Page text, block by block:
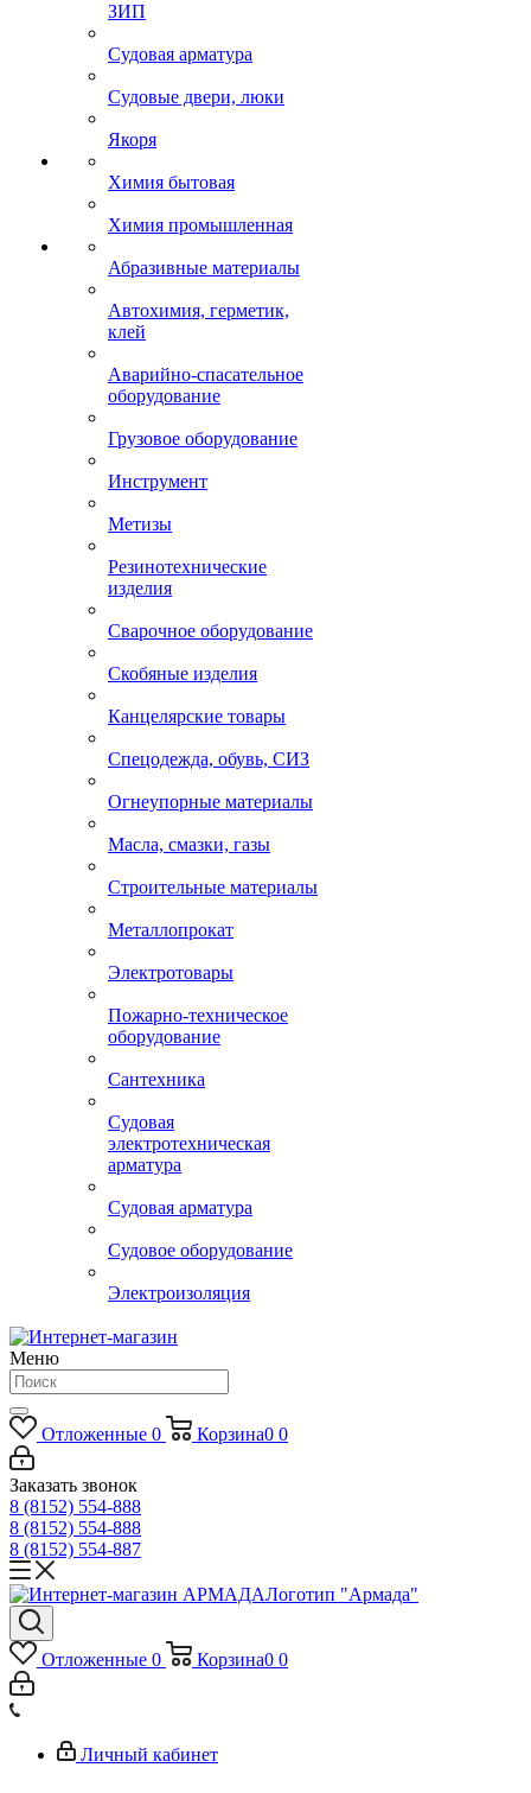
ЗИП
Судовая арматура
Судовые двери, люки
Якоря
Химия бытовая
Химия промышленная
Абразивные материалы
Автохимия, герметик,
клей
Аварийно-спасательное
оборудование
Грузовое оборудование
Инструмент
Метизы
Резинотехнические
изделия
Сварочное оборудование
Скобяные изделия
Канцелярские товары
Спецодежда, обувь, СИЗ
Огнеупорные материалы
Масла, смазки, газы
Строительные материалы
Металлопрокат
Электротовары
Пожарно-техническое
оборудование
Сантехника
Судовая
электротехническая
арматура
Судовая арматура
Судовое оборудование
Электроизоляция
Меню
Отложенные 0 Корзина0 0
Заказать звонок
8 (8152) 554-888
8 (8152) 554-888
8 (8152) 554-887
Логотип "Армада"
Отложенные 0 Корзина0 0
Личный кабинет